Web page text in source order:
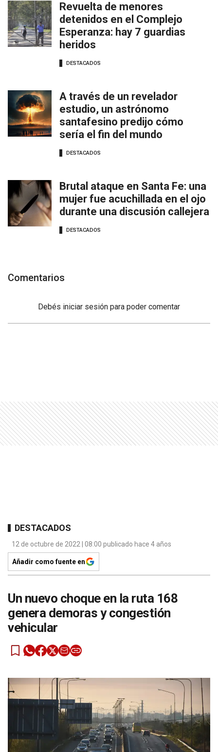
Revuelta de menores
detenidos en el Complejo
Esperanza: hay 7 guardias
heridos
DESTACADOS
A través de un revelador
estudio, un astrónomo
santafesino predijo cómo
sería el fin del mundo
DESTACADOS
Brutal ataque en Santa Fe: una
mujer fue acuchillada en el ojo
durante una discusión callejera
DESTACADOS
Comentarios
Debés iniciar sesión para poder comentar
DESTACADOS
12 de octubre de 2022 | 08:00 publicado hace 4 años
Añadir como fuente en
Un nuevo choque en la ruta 168
genera demoras y congestión
vehicular